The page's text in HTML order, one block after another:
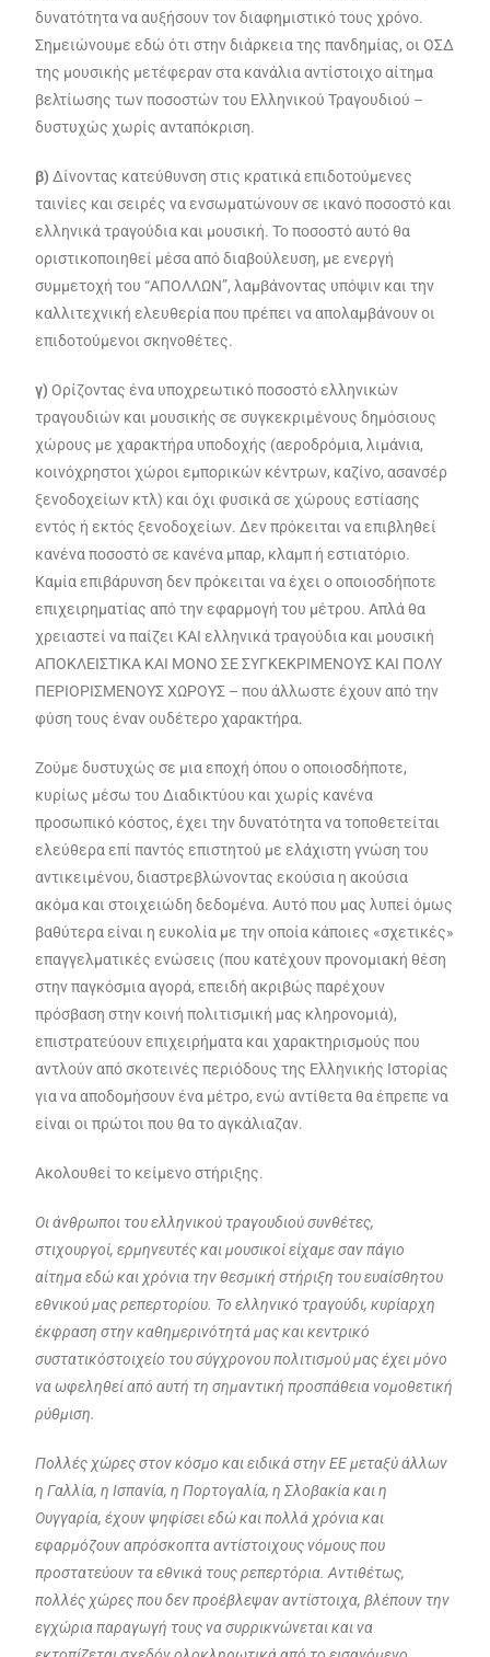
δυνατότητα να αυξήσουν τον διαφημιστικό τους χρόνο.
Σημειώνουμε εδώ ότι στην διάρκεια της πανδημίας, οι ΟΣΔ
της μουσικής μετέφεραν στα κανάλια αντίστοιχο αίτημα
βελτίωσης των ποσοστών του Ελληνικού Τραγουδιού –
δυστυχώς χωρίς ανταπόκριση.
β) Δίνοντας κατεύθυνση στις κρατικά επιδοτούμενες
ταινίες και σειρές να ενσωματώνουν σε ικανό ποσοστό και
ελληνικά τραγούδια και μουσική. Το ποσοστό αυτό θα
οριστικοποιηθεί μέσα από διαβούλευση, με ενεργή
συμμετοχή του “ΑΠΟΛΛΩΝ”, λαμβάνοντας υπόψιν και την
καλλιτεχνική ελευθερία που πρέπει να απολαμβάνουν οι
επιδοτούμενοι σκηνοθέτες.
γ) Ορίζοντας ένα υποχρεωτικό ποσοστό ελληνικών
τραγουδιών και μουσικής σε συγκεκριμένους δημόσιους
χώρους με χαρακτήρα υποδοχής (αεροδρόμια, λιμάνια,
κοινόχρηστοι χώροι εμπορικών κέντρων, καζίνο, ασανσέρ
ξενοδοχείων κτλ) και όχι φυσικά σε χώρους εστίασης
εντός ή εκτός ξενοδοχείων. Δεν πρόκειται να επιβληθεί
κανένα ποσοστό σε κανένα μπαρ, κλαμπ ή εστιατόριο.
Καμία επιβάρυνση δεν πρόκειται να έχει ο οποιοσδήποτε
επιχειρηματίας από την εφαρμογή του μέτρου. Απλά θα
χρειαστεί να παίζει ΚΑΙ ελληνικά τραγούδια και μουσική
ΑΠΟΚΛΕΙΣΤΙΚΑ ΚΑΙ ΜΟΝΟ ΣΕ ΣΥΓΚΕΚΡΙΜΕΝΟΥΣ ΚΑΙ ΠΟΛΥ
ΠΕΡΙΟΡΙΣΜΕΝΟΥΣ ΧΩΡΟΥΣ – που άλλωστε έχουν από την
φύση τους έναν ουδέτερο χαρακτήρα.
Ζούμε δυστυχώς σε μια εποχή όπου ο οποιοσδήποτε,
κυρίως μέσω του Διαδικτύου και χωρίς κανένα
προσωπικό κόστος, έχει την δυνατότητα να τοποθετείται
ελεύθερα επί παντός επιστητού με ελάχιστη γνώση του
αντικειμένου, διαστρεβλώνοντας εκούσια η ακούσια
ακόμα και στοιχειώδη δεδομένα. Αυτό που μας λυπεί όμως
βαθύτερα είναι η ευκολία με την οποία κάποιες «σχετικές»
επαγγελματικές ενώσεις (που κατέχουν προνομιακή θέση
στην παγκόσμια αγορά, επειδή ακριβώς παρέχουν
πρόσβαση στην κοινή πολιτισμική μας κληρονομιά),
επιστρατεύουν επιχειρήματα και χαρακτηρισμούς που
αντλούν από σκοτεινές περιόδους της Ελληνικής Ιστορίας
για να αποδομήσουν ένα μέτρο, ενώ αντίθετα θα έπρεπε να
είναι οι πρώτοι που θα το αγκάλιαζαν.
Ακολουθεί το κείμενο στήριξης.
Οι άνθρωποι του ελληνικού τραγουδιού συνθέτες,
στιχουργοί, ερμηνευτές και μουσικοί είχαμεσαν πάγιο
αίτημα εδώ και χρόνια την θεσμική στήριξη του ευαίσθητου
εθνικού μας ρεπερτορίου. Το ελληνικό τραγούδι, κυρίαρχη
έκφραση στην καθημερινότητά μας και κεντρικό
συστατικόστοιχείο του σύγχρονου πολιτισμού μας έχει μόνο
να ωφεληθεί από αυτή τη σημαντικήπροσπάθεια νομοθετική
ρύθμιση.
Πολλές χώρες στον κόσμο και ειδικά στην ΕΕ μεταξύ άλλων
η Γαλλία, η Ισπανία, η Πορτογαλία, ηΣλοβακία και η
Ουγγαρία, έχουν ψηφίσει εδώ και πολλά χρόνια και
εφαρμόζουν απρόσκοπτααντίστοιχους νόμους που
προστατεύουν τα εθνικά τους ρεπερτόρια. Αντιθέτως,
πολλές χώρεςπου δεν προέβλεψαν αντίστοιχα, βλέπουν την
εγχώρια παραγωγή τους να συρρικνώνεται και να